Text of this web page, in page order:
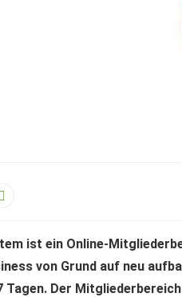
ist ein Online-
von Grund auf neu
Tagen. Der